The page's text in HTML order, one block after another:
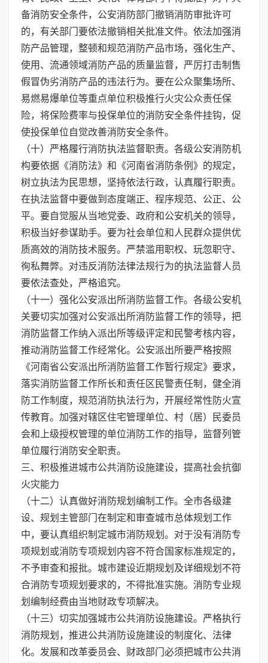
备消防安全条件，公安消防部门撤销消防审批许可
的，有关部门要依法撤销相关批准文件。依法加强消
防产品管理，整顿和规范消防产品市场，强化生产、
使用、流通领域消防产品的质量监督，严厉打击制售
假冒伪劣消防产品的违法行为。要在公众聚集场所、
易燃易爆单位等重点单位积极推行火灾公众责任保
险，将保险费率与投保单位的消防安全条件挂钩，促
使投保单位自觉改善消防安全条件。
（十）严格履行消防执法监督职责。各级公安消防机
构要依据《消防法》和《河南省消防条例》的规定，
树立执法为民思想，坚持依法行政，认真履行职责。
在执法监督中要做到态度端正、程序规范、公正、公
平。要自觉服从当地党委、政府和公安机关的领导，
积极当好参谋助手。要为社会单位和人民群众提供优
质高效的消防技术服务。严禁滥用职权、玩忽职守、
徇私舞弊。对违反消防法律法规行为的执法监督人员
要依法查处，严格追究。
（十一）强化公安派出所消防监督工作。各级公安机
关要切实加强对公安派出所消防监督工作的领导，把
消防监督工作纳入派出所等级评定和民警考核内容，
推动消防监督工作经常化。公安派出所要严格按照
《河南省公安派出所消防监督工作暂行规定》要求，
落实消防监督工作所长和责任区民警责任制，健全消
防工作制度，规范消防执法行为，开展经常性防火宣
传教育。加强对辖区住宅管理单位、村（居）民委员
会和上级授权管理的单位消防工作的指导，监督列管
单位履行消防安全职责。
三、积极推进城市公共消防设施建设，提高社会抗御
火灾能力
（十二）认真做好消防规划编制工作。全市各级建
设、规划主管部门在制定和审查城市总体规划工作
中，要认真组织制定城市消防规划。对于没有消防专
项规划或消防专项规划内容不符合国家标准规定的，
不予审查和报批。城市建设近期规划及详细规划不符
合消防专项规划要求的，不得批准实施。消防专业规
划编制经费由当地财政专项解决。
（十三）切实加强城市公共消防设施建设。严格执行
消防规划，推进公共消防设施建设的制度化、法律
化。发展和改革委员会、财政部门必须把城市公共消